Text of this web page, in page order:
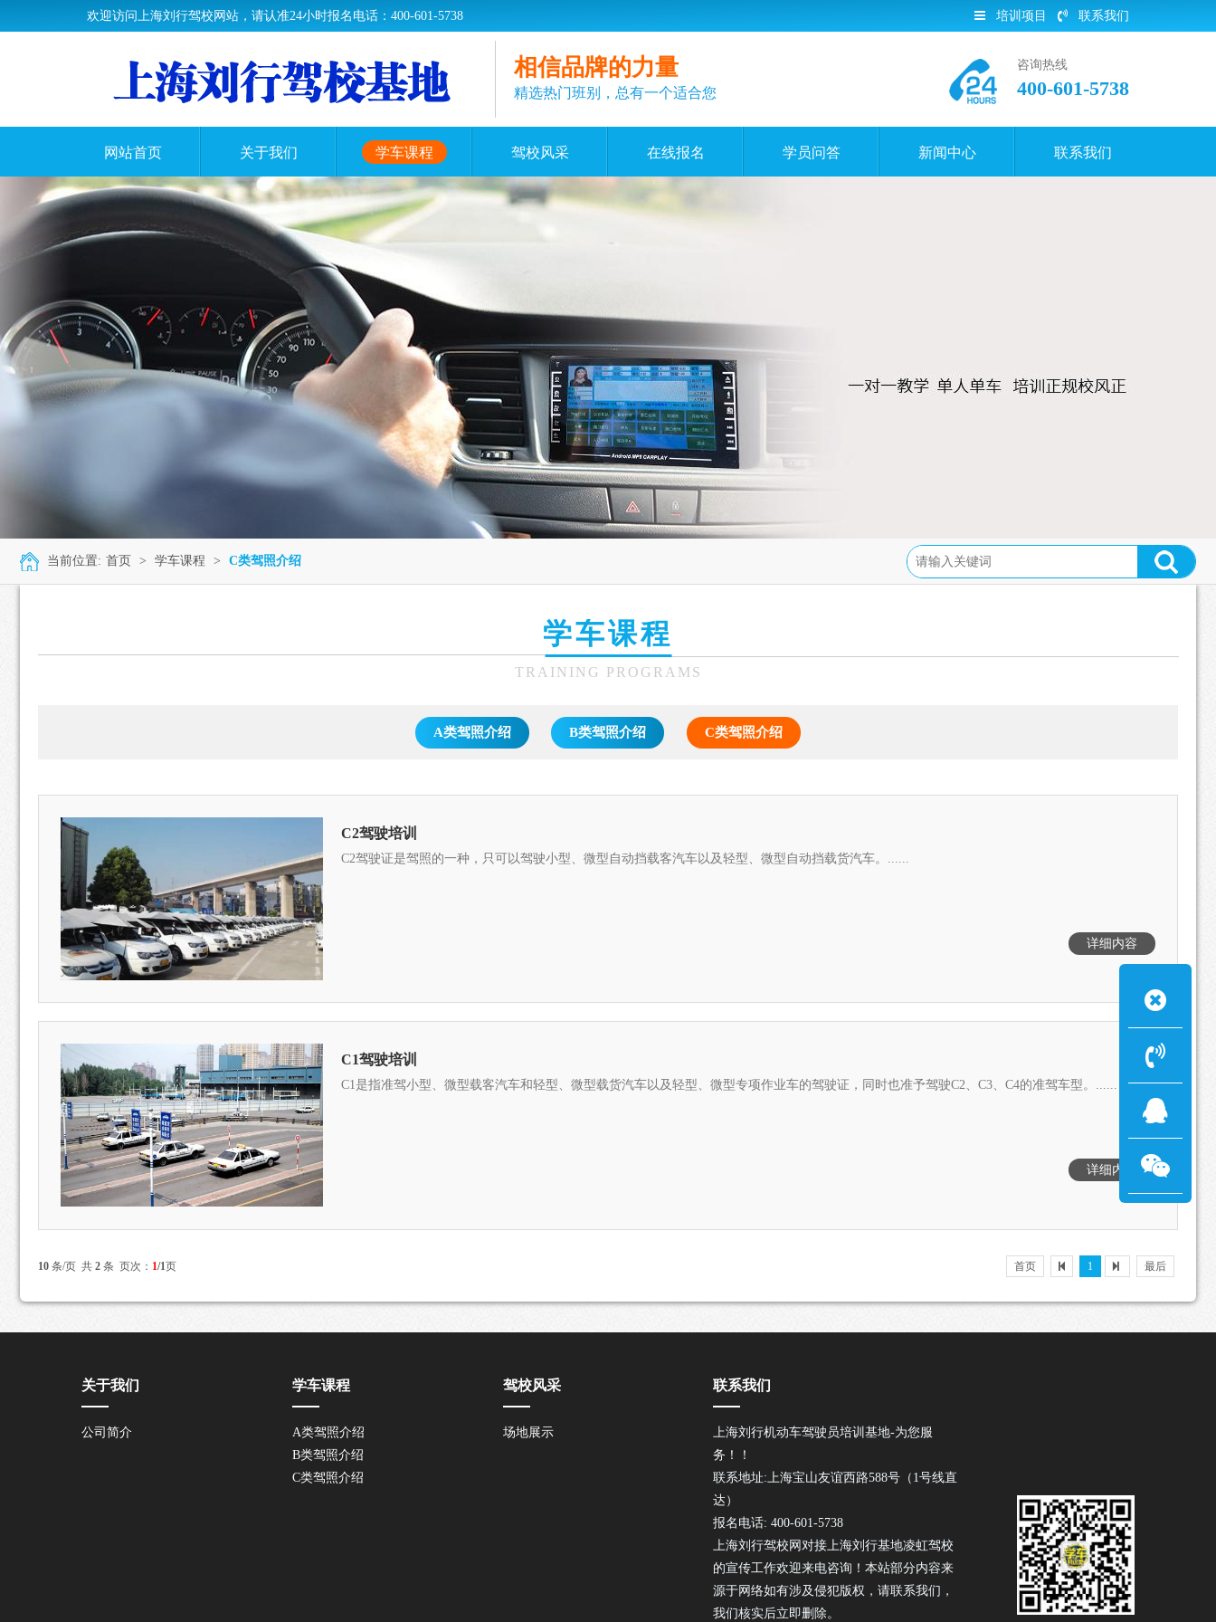
欢迎访问上海刘行驾校网站，请认准24小时报名电话：400-601-5738 培训项目 联系我们
相信品牌的力量
精选热门班别，总有一个适合您
咨询热线
400-601-5738
网站首页 关于我们 学车课程 驾校风采 在线报名 学员问答 新闻中心 联系我们
当前位置: 首页 > 学车课程 > C类驾照介绍
学车课程
TRAINING PROGRAMS
A类驾照介绍 B类驾照介绍 C类驾照介绍
C2驾驶培训
C2驾驶证是驾照的一种，只可以驾驶小型、微型自动挡载客汽车以及轻型、微型自动挡载货汽车。......
详细内容
C1驾驶培训
C1是指准驾小型、微型载客汽车和轻型、微型载货汽车以及轻型、微型专项作业车的驾驶证，同时也准予驾驶C2、C3、C4的准驾车型。......
详细内容
10条/页 共 2条 页次： 1/1页 首页 1 最后
关于我们
公司简介
学车课程
A类驾照介绍
B类驾照介绍
C类驾照介绍
驾校风采
场地展示
联系我们
上海刘行机动车驾驶员培训基地-为您服
务！！
联系地址:上海宝山友谊西路588号（1号线直
达）
报名电话: 400-601-5738
上海刘行驾校网对接上海刘行基地凌虹驾校
的宣传工作欢迎来电咨询！本站部分内容来
源于网络如有涉及侵犯版权，请联系我们，
我们核实后立即删除。